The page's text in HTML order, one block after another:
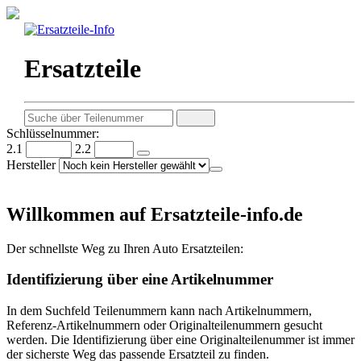
Ersatzteile
Schlüsselnummer:
2.1
2.2
Hersteller
Willkommen auf Ersatzteile-info.de
Der schnellste Weg zu Ihren Auto Ersatzteilen:
Identifizierung über eine Artikelnummer
In dem Suchfeld Teilenummern kann nach Artikelnummern,
Referenz-Artikelnummern oder Originalteilenummern gesucht
werden. Die Identifizierung über eine Originalteilenummer ist immer
der sicherste Weg das passende Ersatzteil zu finden.